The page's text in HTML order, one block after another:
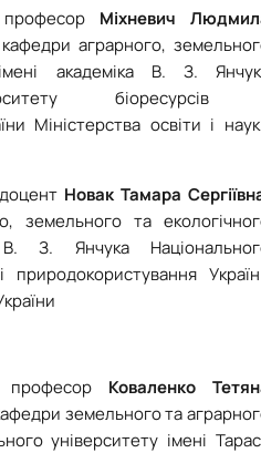
Міхневич
аграрного,
академіка В. З.
біоресурсів
Міністерства освіти і
Новак Тамара
земельного та
З. Янчука
природокористування
професор Коваленко
земельного та
університету імені